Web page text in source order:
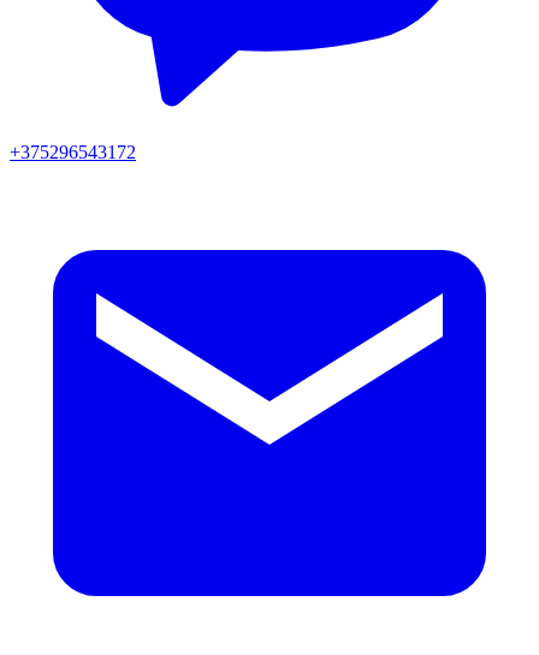
+375296543172